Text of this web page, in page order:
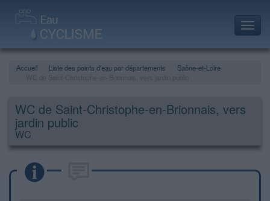
Accueil Liste des points d'eau par départements
Saône-et-Loire
WC de Saint-Christophe-en-Brionnais, vers
jardin public
WC